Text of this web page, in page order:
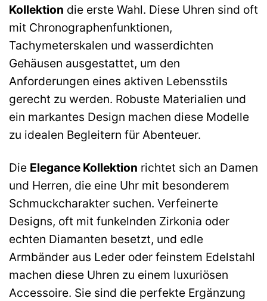
Kollektion die erste Wahl. Diese Uhren sind oft
mit Chronographenfunktionen,
Tachymeterskalen und wasserdichten
Gehäusen ausgestattet, um den
Anforderungen eines aktiven Lebensstils
gerecht zu werden. Robuste Materialien und
ein markantes Design machen diese Modelle
zu idealen Begleitern für Abenteuer.
Die Elegance Kollektion richtet sich an Damen
und Herren, die eine Uhr mit besonderem
Schmuckcharakter suchen. Verfeinerte
Designs, oft mit funkelnden Zirkonia oder
echten Diamanten besetzt, und edle
Armbänder aus Leder oder feinstem Edelstahl
machen diese Uhren zu einem luxuriösen
Accessoire. Sie sind die perfekte Ergänzung